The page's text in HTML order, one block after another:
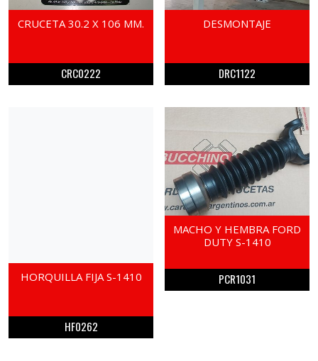
CRUCETA 30.2 X 106 MM.
CRC0222
DESMONTAJE
DRC1122
HORQUILLA FIJA S-1410
HF0262
MACHO Y HEMBRA FORD
DUTY S-1410
PCR1031